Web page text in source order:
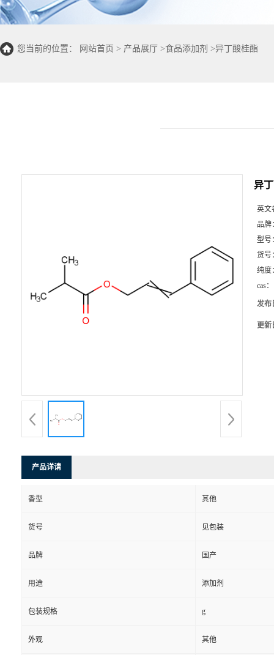
您当前的位置： 网站首页 > 产品展厅 >食品添加剂 >异丁酸桂酯
异
英文
品牌
型号
货号
纯度
cas：
发布
更新
产品详请
香型 其他
货号 见包装
品牌 国产
用途 添加剂
包装规格 g
外观 其他